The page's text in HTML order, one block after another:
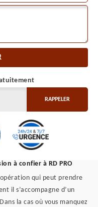
à confier à RD PRO
qui peut prendre
il s’accompagne d’un
la cas où vous manquez